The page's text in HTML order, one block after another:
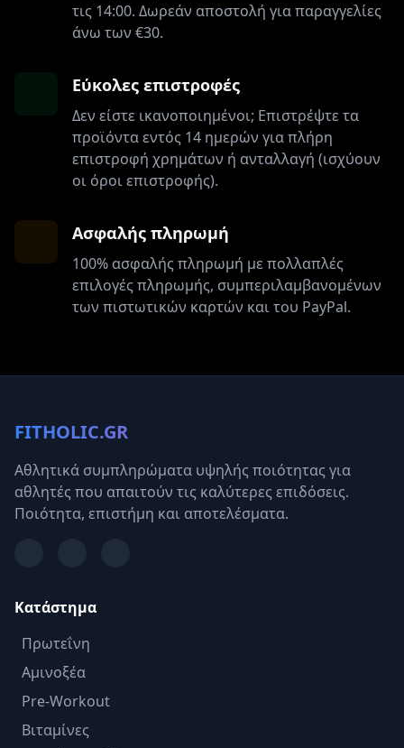
τις 14:00. Δωρεάν αποστολή για παραγγελίες
άνω των €30.
Εύκολες επιστροφές
Δεν είστε ικανοποιημένοι; Επιστρέψτε τα
προϊόντα εντός 14 ημερών για πλήρη
επιστροφή χρημάτων ή ανταλλαγή (ισχύουν
οι όροι επιστροφής).
Ασφαλής πληρωμή
100% ασφαλής πληρωμή με πολλαπλές
επιλογές πληρωμής, συμπεριλαμβανομένων
των πιστωτικών καρτών και του PayPal.
FITHOLIC.GR
Αθλητικά συμπληρώματα υψηλής ποιότητας για
αθλητές που απαιτούν τις καλύτερες επιδόσεις.
Ποιότητα, επιστήμη και αποτελέσματα.
Κατάστημα
Πρωτεΐνη
Αμινοξέα
Pre-Workout
Βιταμίνες